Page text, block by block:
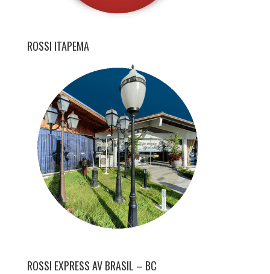
ROSSI ITAPEMA
ROSSI EXPRESS AV BRASIL – BC